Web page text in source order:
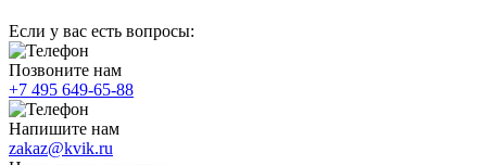
Если у вас есть вопросы:
Позвоните нам
+7 495 649-65-88
Напишите нам
zakaz@kvik.ru